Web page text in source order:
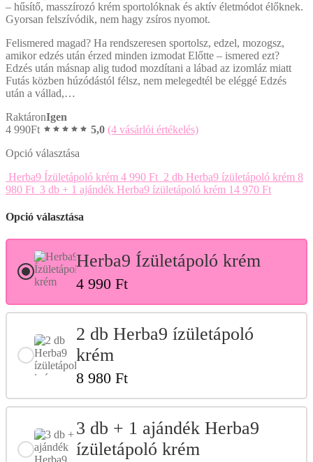
– hűsítő, masszírozó krém sportolóknak és aktív életmódot élőknek.
Gyorsan felszívódik, nem hagy zsíros nyomot.
Felismered magad? Ha rendszeresen sportolsz, edzel, mozogsz,
amikor edzés után érzed minden izmodat Előtte – ismered ezt?
Edzés után másnap alig tudod mozdítani a lábad az izomláz miatt
Futás közben húzódástól félsz, nem melegedtél be eléggé Edzés
után a vállad,…
RaktáronIgen
4 990Ft 5,0 (4 vásárlói értékelés)
Opció választása
Herba9 Ízületápoló krém 4 990 Ft 2 db Herba9 ízületápoló krém 8
980 Ft 3 db + 1 ajándék Herba9 ízületápoló krém 14 970 Ft
Opció választása
Herba9 Ízületápoló krém
4 990 Ft
2 db Herba9 ízületápoló
krém
8 980 Ft
3 db + 1 ajándék Herba9
ízületápoló krém